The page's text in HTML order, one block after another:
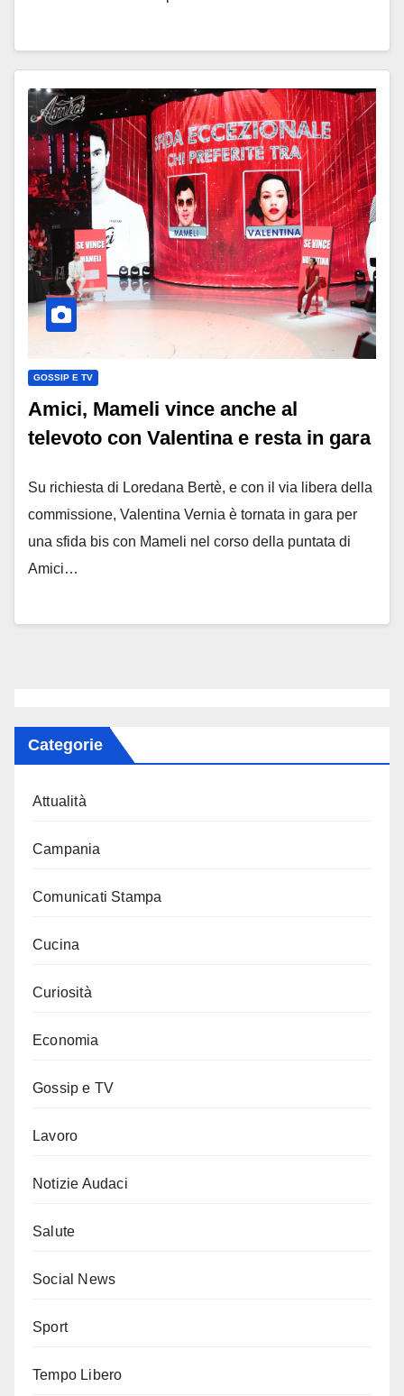
GOSSIP E TV
Amici, Mameli vince anche al
televoto con Valentina e resta in gara
Su richiesta di Loredana Bertè, e con il via libera della
commissione, Valentina Vernia è tornata in gara per
una sfida bis con Mameli nel corso della puntata di
Amici…
Categorie
Attualità
Campania
Comunicati Stampa
Cucina
Curiosità
Economia
Gossip e TV
Lavoro
Notizie Audaci
Salute
Social News
Sport
Tempo Libero